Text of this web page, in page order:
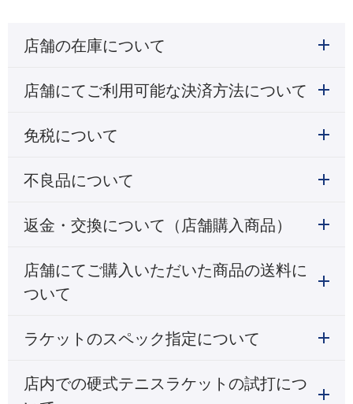
店舗の在庫について
店舗にてご利用可能な決済方法について
免税について
不良品について
返金・交換について（店舗購入商品）
店舗にてご購入いただいた商品の送料に
ついて
ラケットのスペック指定について
店内での硬式テニスラケットの試打につ